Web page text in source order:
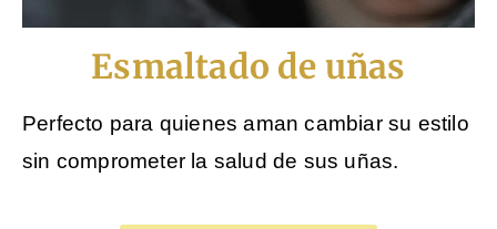
Esmaltado de uñas
Perfecto para quienes aman cambiar su estilo
sin comprometer la salud de sus uñas.